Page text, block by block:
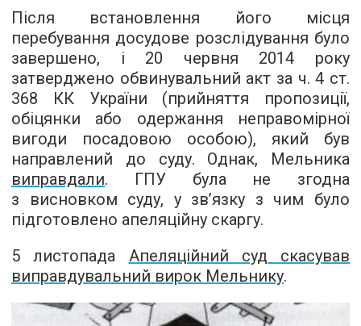
Після встановлення його місця
перебування досудове розслідування було
завершено, і 20 червня 2014 року
затверджено обвинувальний акт за ч. 4 ст.
368 КК України (прийняття пропозиції,
обіцянки або одержання неправомірної
вигоди посадовою особою), який був
направлений до суду. Однак, Мельника
виправдали. ГПУ була не згодна
з висновком суду, у зв’язку з чим було
підготовлено апеляційну скаргу.
5 листопада Апеляційний суд скасував
виправдувальний вирок Мельнику.